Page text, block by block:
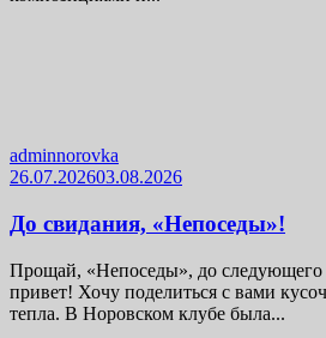
adminnorovka
26.07.202603.08.2026
До свидания, «Непоседы»!
Прощай, «Непоседы», до
привет! Хочу поделиться с вами
тепла. В Норовском клубе была...